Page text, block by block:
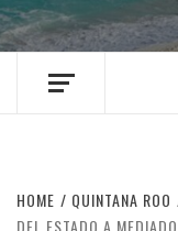
HOME QUINTANA ROO
DEL ESTADO A